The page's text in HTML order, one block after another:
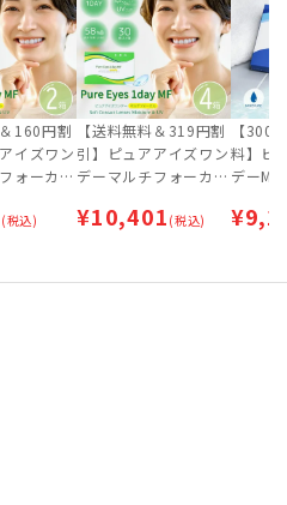
160円割
イズワン
ォーカル
用】 | 遠
(税込)
【送料無料＆319円割
引】ピュアアイズワン
デーマルチフォーカル
【ネコポス専用】 | 遠
¥10,401 (税込)
【300
料】ピ
デーM
¥